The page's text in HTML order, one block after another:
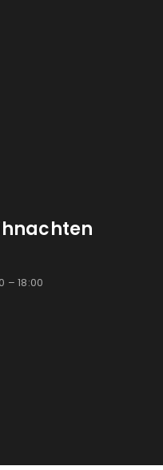
– 18:00